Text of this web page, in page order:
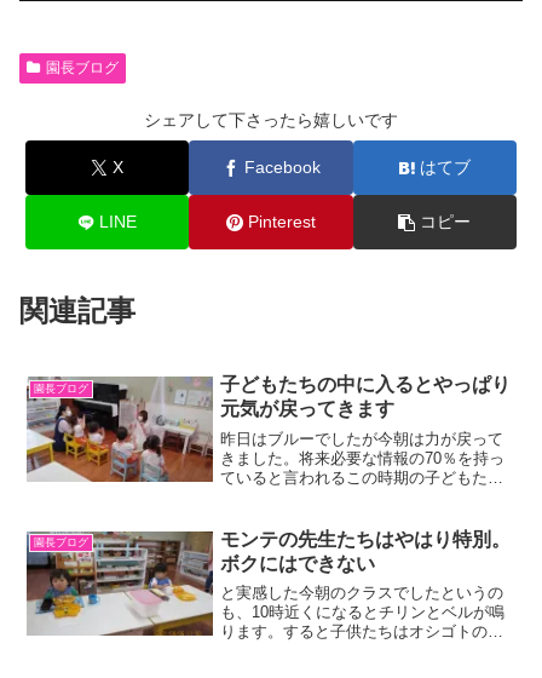
園長ブログ
シェアして下さったら嬉しいです
X Facebook はてブ
LINE Pinterest コピー
関連記事
園長ブログ
子どもたちの中に入るとやっぱり
元気が戻ってきます
昨日はブルーでしたが今朝は力が戻って
きました。将来必要な情報の70％を持っ
ていると言われるこの時期の子どもた
思います。ありがとう子どもたち！
園長ブログ
モンテの先生たちはやはり特別。
ボクにはできない
と実感した今朝のクラスでしたというの
も、10時近くになるとチリンとベルが鳴
ります。すると子供たちはオシゴトの手